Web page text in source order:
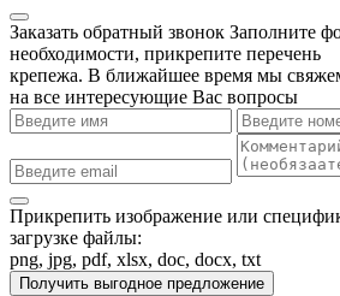
Заказать обратный звонок Заполните
необходимости, прикрепите перечень
крепежа. В ближайшее время мы
на все интересующие Вас вопросы
Прикрепить изображение или
загрузке файлы:
png, jpg, pdf, xlsx, doc, docx, txt
Получить выгодное предложение